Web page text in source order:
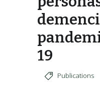
19
Publications